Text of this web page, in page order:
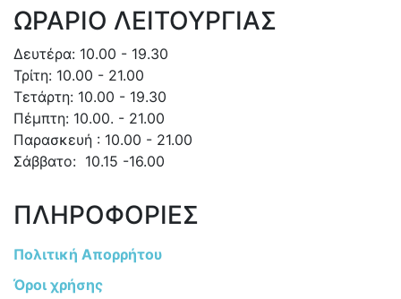
ΩΡΑΡΙΟ ΛΕΙΤΟΥΡΓΙΑΣ
Δευτέρα: 10.00 - 19.30
Τρίτη: 10.00 - 21.00
Τετάρτη: 10.00 - 19.30
Πέμπτη: 10.00. - 21.00
Παρασκευή : 10.00 - 21.00
Σάββατο: 10.15 -16.00
ΠΛΗΡΟΦΟΡΙΕΣ
Πολιτική Απορρήτου
Όροι χρήσης